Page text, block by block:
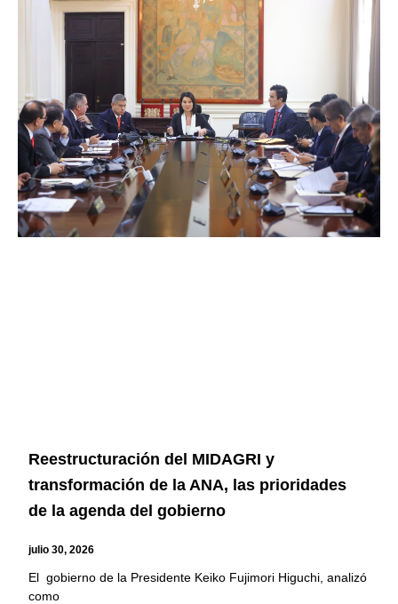
Reestructuración del MIDAGRI y
transformación de la ANA, las prioridades
de la agenda del gobierno
julio 30, 2026
El gobierno de la Presidente Keiko Fujimori Higuchi, analizó
como